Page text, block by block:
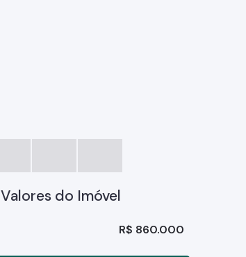
Valores do Imóvel
R$ 860.000